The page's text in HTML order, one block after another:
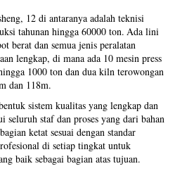
12 di antaranya adalah teknisi
tahunan hingga 60000 ton. Ada lini
berat dan semua jenis peralatan
lengkap, di mana ada 10 mesin press
1000 ton dan dua kiln terowongan
dan 118m.
sistem kualitas yang lengkap dan
staf dan proses yang dari bahan
ketat sesuai dengan standar
di setiap tingkat untuk
baik sebagai bagian atas tujuan.